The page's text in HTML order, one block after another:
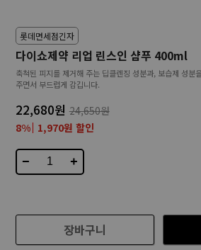
롯데면세점긴자
다이쇼제약 리업 린스인 샴푸 400ml
축척된 피지를 제거해 주는 딥클렌징 성분과, 보습제 성분
주면서 부드럽게 감깁니다.
22,680원 24,650원
8% 1,970원 할인
− +
장바구니